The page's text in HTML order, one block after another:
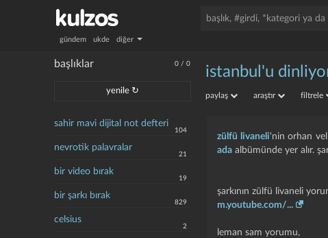
gündem ukde diğer
0 /0
başlıklar
yenile ↻
sahir mavi dijital not defteri
104
nevrotik palavralar
21
bir video bırak
19
bir şarkı bırak
829
celsius
2
istanbul'u
paylaş araştır filtrele
zülfü livaneli'nin orhan
ada albümünde yer alır.
şarkının zülfü livaneli
m.youtube.com/...
leman sam yorumu,